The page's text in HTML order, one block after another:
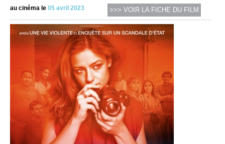
au cinéma le 05 avril 2023 >>> VOIR LA FICHE DU FILM